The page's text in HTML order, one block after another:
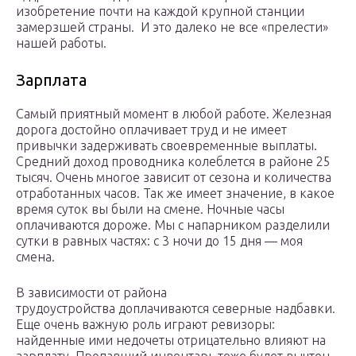
изобретение почти на каждой крупной станции
замерзшей страны. И это далеко не все «прелести»
нашей работы.
Зарплата
Самый приятный момент в любой работе. Железная
дорога достойно оплачивает труд и не имеет
привычки задерживать своевременные выплаты.
Средний доход проводника колеблется в районе 25
тысяч. Очень многое зависит от сезона и количества
отработанных часов. Так же имеет значение, в какое
время суток вы были на смене. Ночные часы
оплачиваются дороже. Мы с напарником разделили
сутки в равных частях: с 3 ночи до 15 дня — моя
смена.
В зависимости от района
трудоустройства доплачиваются северные надбавки.
Еще очень важную роль играют ревизоры:
найденные ими недочеты отрицательно влияют на